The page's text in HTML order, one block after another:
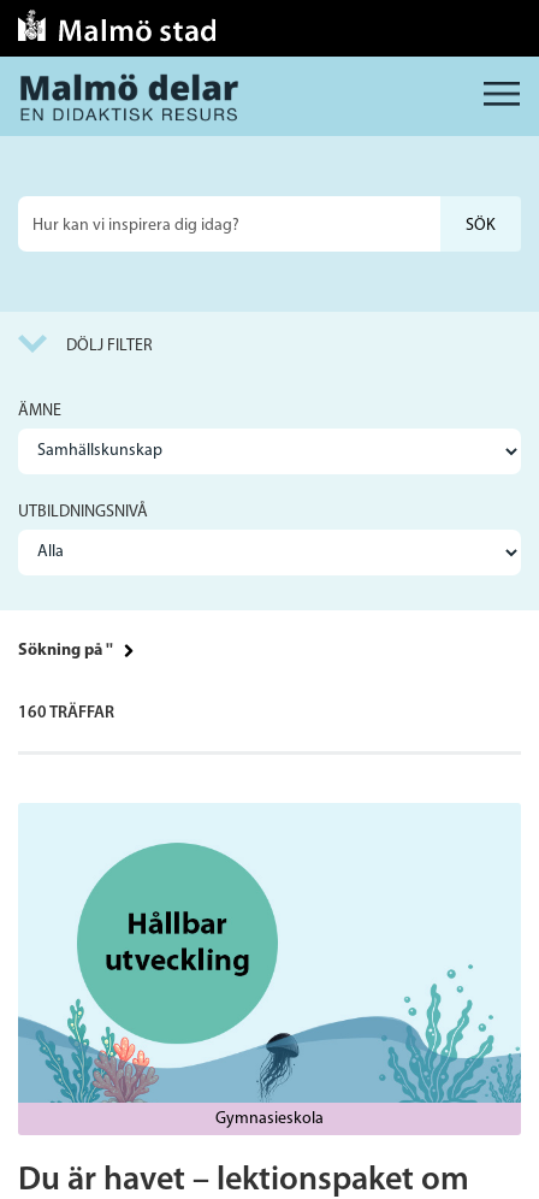
MENY
Sök
på
DÖLJ FILTER
ÄMNE
UTBILDNINGSNIVÅ
Sökning på ''
160 TRÄFFAR
Gymnasieskola
Du är havet – lektionspaket om